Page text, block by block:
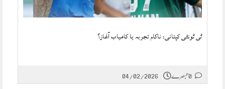
ٹی ٹونٹی کپتانی: ناکام تجربہ یا کامیاب آغاز؟
04/02/2026